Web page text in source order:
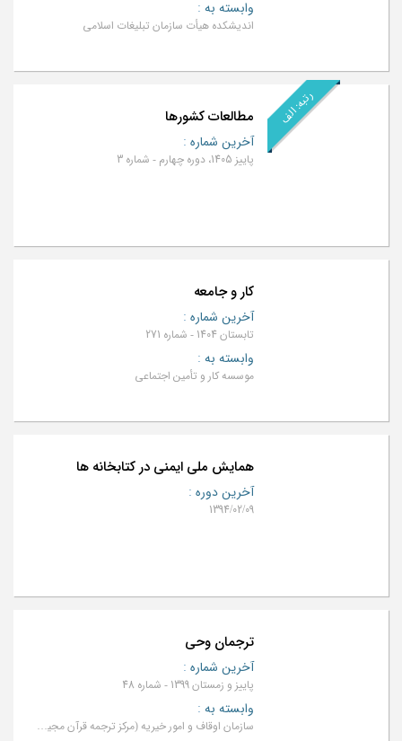
وابسته به :
اندیشکده هیأت سازمان تبلیغات اسلامی
رتبه: الف مطالعات کشورها
آخرین شماره :
پاییز 1405، دوره چهارم - شماره 3
کار و جامعه
آخرین شماره :
تابستان 1404 - شماره 271
وابسته به :
موسسه كار و تأمين اجتماعي
همایش ملی ایمنی در کتابخانه ها
آخرین دوره :
1394/02/09
ترجمان وحى
آخرین شماره :
پاییز و زمستان 1399 - شماره 48
وابسته به :
سازمان اوقاف و امور خیریه (مرکز ترجمه قرآن مجید به زبانهای خارجی)